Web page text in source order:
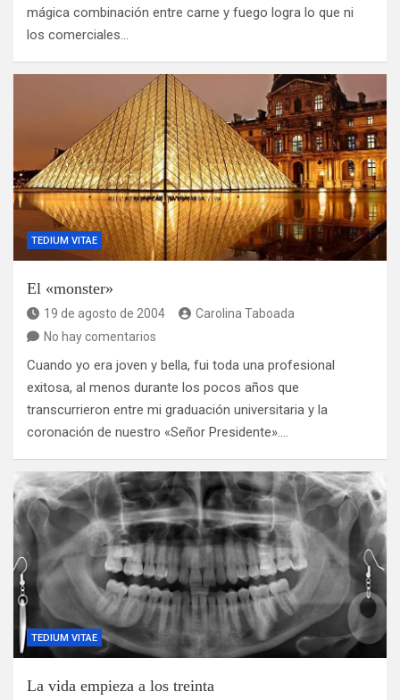
mágica combinación entre carne y fuego logra lo que ni
los comerciales…
TEDIUM VITAE
El «monster»
19 de agosto de 2004
Carolina Taboada
No hay comentarios
Cuando yo era joven y bella, fui toda una profesional
exitosa, al menos durante los pocos años que
transcurrieron entre mi graduación universitaria y la
coronación de nuestro «Señor Presidente».…
TEDIUM VITAE
La vida empieza a los treinta